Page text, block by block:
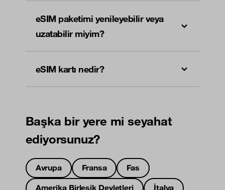
eSIM paketimi yenileyebilir veya
uzatabilir miyim?
eSIM kartı nedir?
Başka bir yere mi seyahat
ediyorsunuz?
Avrupa Fransa
Fas
Amerika Birleşik Devletleri
İtalya